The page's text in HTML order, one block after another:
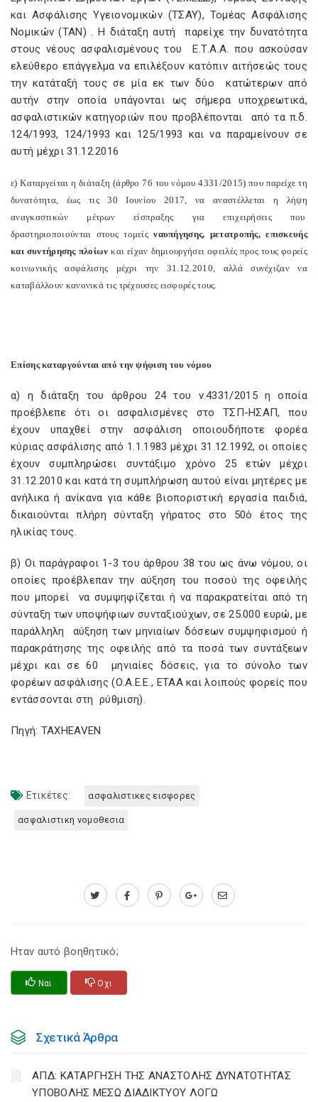
και Ασφάλισης Υγειονομικών (ΤΣΑΥ), Τομέας Ασφάλισης
Νομικών (ΤΑΝ) . Η διάταξη αυτή παρείχε την δυνατότητα
στους νέους ασφαλισμένους του Ε.Τ.Α.Α. που ασκούσαν
ελεύθερο επάγγελμα να επιλέξουν κατόπιν αιτήσεώς τους
την κατάταξή τους σε μία εκ των δύο κατώτερων από
αυτήν στην οποία υπάγονται ως σήμερα υποχρεωτικά,
ασφαλιστικών κατηγοριών που προβλέπονται από τα π.δ.
124/1993, 124/1993 και 125/1993 και να παραμείνουν σε
αυτή μέχρι 31.12.2016
ε) Καταργείται η διάταξη (άρθρο 76 του νόμου 4331/2015) που παρείχε τη
δυνατότητα, έως τις 30 Ιουνίου 2017, να αναστέλλεται η λήψη
αναγκαστικών μέτρων είσπραξης για επιχειρήσεις που
δραστηριοποιoύνται στους τομείςναυπήγησης, μετατροπής, επισκευής
και συντήρησης πλοίων και είχαν δημιουργήσει οφειλές προς τους φορείς
κοινωνικής ασφάλισης μέχρι την 31.12.2010, αλλά συνέχιζαν να
καταβάλλουν κανονικά τις τρέχουσες εισφορές τους.
Επίσης καταργούνται από την ψήφιση του νόμου
α) η διάταξη του άρθρου 24 του ν.4331/2015 η οποία
προέβλεπε ότι οι ασφαλισμένες στο ΤΣΠ-ΗΣΑΠ, που
έχουν υπαχθεί στην ασφάλιση οποιουδήποτε φορέα
κύριας ασφάλισης από 1.1.1983 μέχρι 31.12.1992, οι οποίες
έχουν συμπληρώσει συντάξιμο χρόνο 25 ετών μέχρι
31.12.2010 και κατά τη συμπλήρωση αυτού είναι μητέρες με
ανήλικα ή ανίκανα για κάθε βιοποριστική εργασία παιδιά,
δικαιούνται πλήρη σύνταξη γήρατος στο 50ό έτος της
ηλικίας τους.
β) Οι παράγραφοι 1-3 του άρθρου 38 του ως άνω νόμου, οι
οποίες προέβλεπαν την αύξηση του ποσού της οφειλής
που μπορεί να συμψηφίζεται ή να παρακρατείται από τη
σύνταξη των υποψήφιων συνταξιούχων, σε 25.000 ευρώ, με
παράλληλη αύξηση των μηνιαίων δόσεων συμψηφισμού ή
παρακράτησης της οφειλής από τα ποσά των συντάξεων
μέχρι και σε 60 μηνιαίες δόσεις, για το σύνολο των
φορέων ασφάλισης (Ο.Α.Ε.Ε., ΕΤΑΑ και λοιπούς φορείς που
εντάσσονται στη ρύθμιση).
Πηγή: TAXHEAVEN
Ετικέτες: ασφαλιστικες εισφορες
ασφαλιστικη νομοθεσια
Ηταν αυτό βοηθητικό;
Ναι Οχι
Σχετικά Άρθρα
ΑΠΔ: ΚΑΤΑΡΓΗΣΗ ΤΗΣ ΑΝΑΣΤΟΛΗΣ ΔΥΝΑΤΟΤΗΤΑΣ
ΥΠΟΒΟΛΗΣ ΜΕΣΩ ΔΙΑΔΙΚΤΥΟΥ ΛΟΓΩ